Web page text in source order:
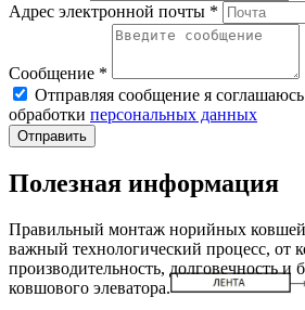
Адрес электронной почты *
Сообщение *
Отправляя сообщение я
обработки персональных данных
Отправить
Полезная информация
Правильный монтаж норийных
важный технологический процесс, от
производительность, долговечность и
ковшового элеватора.